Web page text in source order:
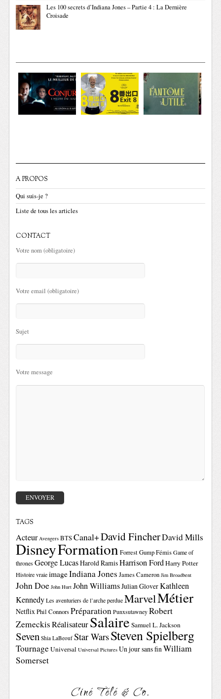
Les 100 secrets d’Indiana Jones – Partie 4 : La Dernière
Croisade
A PROPOS
Qui suis-je ?
Liste de tous les articles
CONTACT
Votre nom (obligatoire)
Votre email (obligatoire)
Sujet
Votre message
TAGS
Acteur Avengers BTSCanal+David FincherDavid Mills
DisneyFormation Forrest GumpFémis Game of
thrones George LucasHarold RamisHarrison FordHarry Potter
Histoire vraie imageIndiana Jones James Cameron Jim Broadbent
John Doe John Hurt John WilliamsJulian GloverKathleen
Kennedy Les aventuriers de l’arche perdue MarvelMétier
Netflix Phil ConnorsPréparation Punxsutawney Robert
ZemeckisRéalisateurSalaire Samuel L. Jackson
Seven Shia LaBeouf Star WarsSteven Spielberg
TournageUniversal Universal Pictures Un jour sans fin William
Somerset
Ciné Télé & Co.